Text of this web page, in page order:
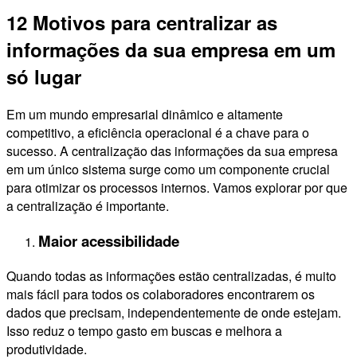
12 Motivos para centralizar as
informações da sua empresa em um
só lugar
Em um mundo empresarial dinâmico e altamente
competitivo, a eficiência operacional é a chave para o
sucesso. A centralização das informações da sua empresa
em um único sistema surge como um componente crucial
para otimizar os processos internos. Vamos explorar por que
a centralização é importante.
Maior acessibilidade
Quando todas as informações estão centralizadas, é muito
mais fácil para todos os colaboradores encontrarem os
dados que precisam, independentemente de onde estejam.
Isso reduz o tempo gasto em buscas e melhora a
produtividade.